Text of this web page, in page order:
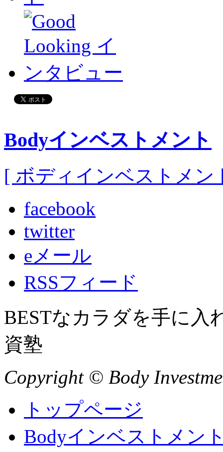
Bodyインベストメント
[ ボディインベストメン
facebook
twitter
eメール
RSSフィード
BESTなカラダを手に入
資塾
Copyright © Body
トップページ
Bodyインベストメン